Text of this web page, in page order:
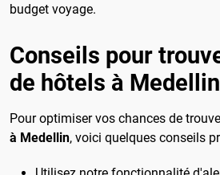
budget voyage.
Conseils pour
de hôtels à Medellin
Pour optimiser vos chances de
à Medellin, voici quelques conseils